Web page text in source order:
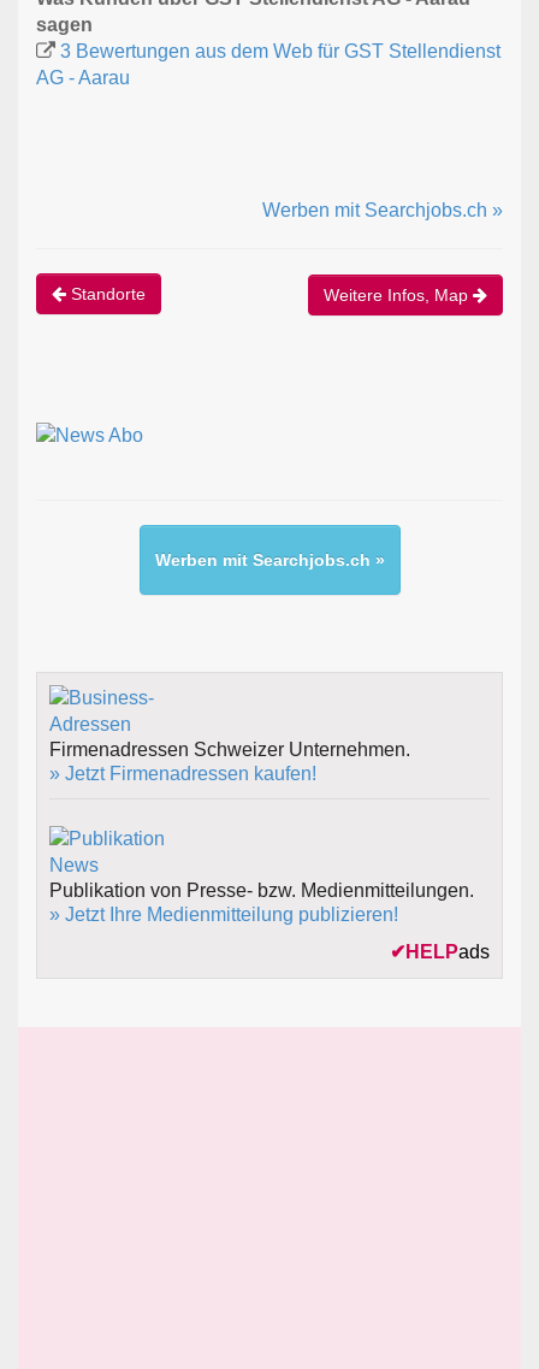
sagen
3 Bewertungen aus dem Web für GST Stellendienst
AG - Aarau
Werben mit Searchjobs.ch »
Standorte Weitere Infos, Map
Werben mit Searchjobs.ch »
Firmenadressen Schweizer Unternehmen.
» Jetzt Firmenadressen kaufen!
Publikation von Presse- bzw. Medienmitteilungen.
» Jetzt Ihre Medienmitteilung publizieren!
✔ HELPads